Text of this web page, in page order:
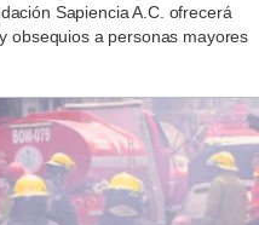
Sapiencia A.C. ofrecerá
obsequios a personas mayores